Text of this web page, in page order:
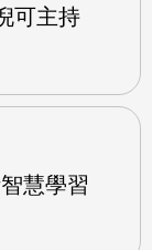
可主持
慧學習